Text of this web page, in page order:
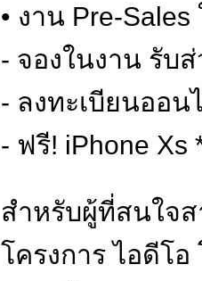
• งาน Pre-
- จองในงาน รับ
- ลงทะเบียนออน
- ฟรี! iPhone
สำหรับผู้ที่สนใจ
โครงการ ไอดีโ